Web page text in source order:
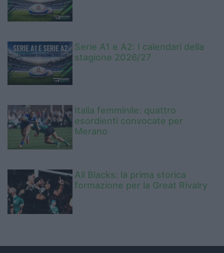
Serie A1 e A2: I calendari della
stagione 2026/27
Italia femminile: quattro
esordienti convocate per
Merano
All Blacks: la prima storica
formazione per la Great Rivalry